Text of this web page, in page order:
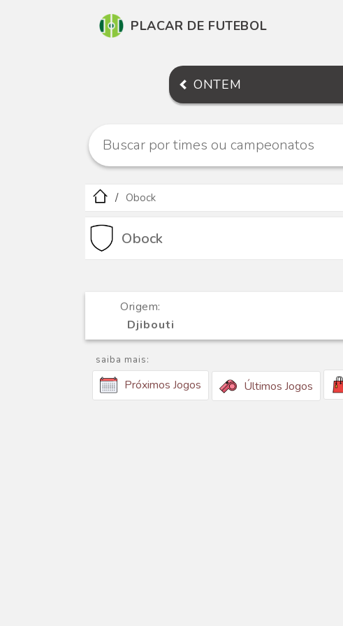
PLACAR DE FUTEBOL
ONTEM
Obock
Obock
Origem:
Djibouti
saiba mais:
Próximos Jogos Últimos Jogos